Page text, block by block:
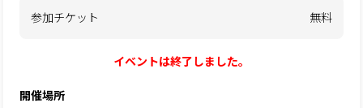
参加チケット 無料
イベントは終了しました。
開催場所